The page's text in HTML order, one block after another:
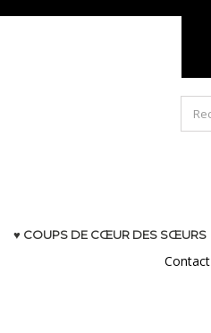
♥ COUPS DE CŒUR DES SŒURS
Contact